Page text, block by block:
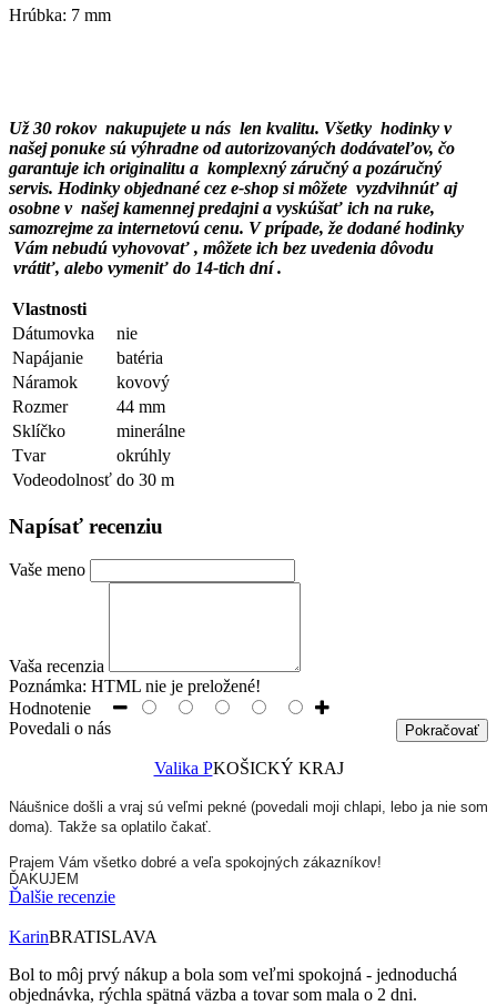
Hrúbka: 7 mm
Už 30 rokov nakupujete u nás len kvalitu. Všetky hodinky v
našej ponuke sú výhradne od autorizovaných dodávateľov, čo
garantuje ich originalitu a komplexný záručný a pozáručný
servis. Hodinky objednané cez e-shop si môžete vyzdvihnúť aj
osobne v našej kamennej predajni a vyskúšať ich na ruke,
samozrejme za internetovú cenu. V prípade, že dodané hodinky
Vám nebudú vyhovovať , môžete ich bez uvedenia dôvodu
vrátiť, alebo vymeniť do 14-tich dní .
Vlastnosti
Dátumovka
nie
Napájanie
batéria
Náramok
kovový
Rozmer
44 mm
Sklíčko
minerálne
Tvar
okrúhly
Vodeodolnosť do 30 m
Napísať recenziu
Vaše meno
Vaša recenzia
Poznámka: HTML nie je preložené!
Hodnotenie
Pokračovať
Povedali o nás
Valika PKOŠICKÝ KRAJ
Náušnice došli a vraj sú veľmi pekné (povedali moji chlapi, lebo ja nie som
doma). Takže sa oplatilo čakať.
Prajem Vám všetko dobré a veľa spokojných zákazníkov!
ĎAKUJEM
Ďalšie recenzie
KarinBRATISLAVA
Bol to môj prvý nákup a bola som veľmi spokojná - jednoduchá
objednávka, rýchla spätná väzba a tovar som mala o 2 dni.